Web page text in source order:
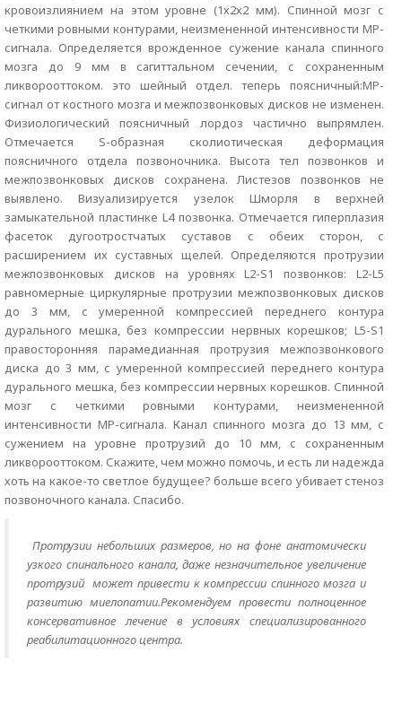
кровоизлиянием на этом уровне (1х2х2 мм). Спинной мозг с
четкими ровными контурами, неизмененной интенсивности МР-
сигнала. Определяется врожденное сужение канала спинного
мозга до 9 мм в сагиттальном сечении, с сохраненным
ликворооттоком. это шейный отдел. теперь поясничный:МР-
сигнал от костного мозга и межпозвонковых дисков не изменен.
Физиологический поясничный лордоз частично выпрямлен.
Отмечается S-образная сколиотическая деформация
поясничного отдела позвоночника. Высота тел позвонков и
межпозвонковых дисков сохранена. Листезов позвонков не
выявлено. Визуализируется узелок Шморля в верхней
замыкательной пластинке L4 позвонка. Отмечается гиперплазия
фасеток дугоотростчатых суставов с обеих сторон, с
расширением их суставных щелей. Определяются протрузии
межпозвонковых дисков на уровнях L2-S1 позвонков: L2-L5
равномерные циркулярные протрузии межпозвонковых дисков
до 3 мм, с умеренной компрессией переднего контура
дурального мешка, без компрессии нервных корешков; L5-S1
правосторонняя парамедианная протрузия межпозвонкового
диска до 3 мм, с умеренной компрессией переднего контура
дурального мешка, без компрессии нервных корешков. Спинной
мозг с четкими ровными контурами, неизмененной
интенсивности МР-сигнала. Канал спинного мозга до 13 мм, с
сужением на уровне протрузий до 10 мм, с сохраненным
ликворооттоком. Скажите, чем можно помочь, и есть ли надежда
хоть на какое-то светлое будущее? больше всего убивает стеноз
позвоночного канала. Спасибо.
Протрузии небольших размеров, но на фоне анатомически
узкого спинального канала, даже незначительное увеличение
протрузий может привести к компрессии спинного мозга и
развитию миелопатии.Рекомендуем провести полноценное
консервативное лечение в условиях специализированного
реабилитационного центра.